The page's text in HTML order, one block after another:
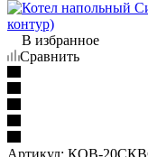
В избранное
Сравнить
Артикул: КОВ-